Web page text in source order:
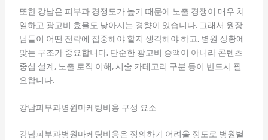
또한 강남은 피부과 경쟁도가 높기 때문에 노출 경쟁이 매우 치
열하고 광고비 효율도 낮아지는 경향이 있습니다. 그래서 원장
님들이 어떤 전략에 집중해야 할지 생각해야 하고, 병원 상황에
맞는 구조가 중요합니다. 단순한 광고비 증액이 아니라 콘텐츠
중심 설계, 노출 로직 이해, 시술 카테고리 구분 등이 반드시 필
요합니다.
강남피부과병원마케팅비용 구성 요소
강남피부과병원마케팅비용은 정의하기 어려울 정도로 병원별